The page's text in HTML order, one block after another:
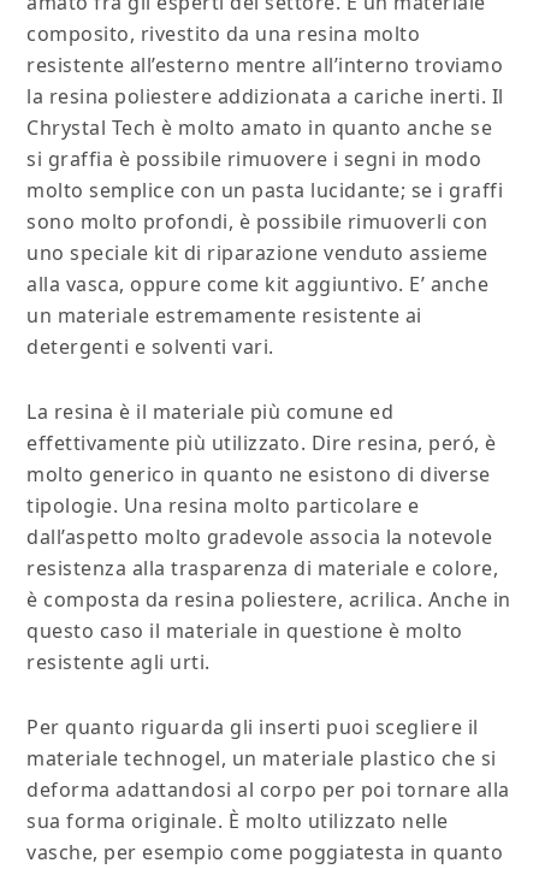
composito, rivestito da una resina molto
resistente all’esterno mentre all’interno troviamo
la resina poliestere addizionata a cariche inerti. Il
Chrystal Tech è molto amato in quanto anche se
si graffia è possibile rimuovere i segni in modo
molto semplice con un pasta lucidante; se i graffi
sono molto profondi, è possibile rimuoverli con
uno speciale kit di riparazione venduto assieme
alla vasca, oppure come kit aggiuntivo. E’ anche
un materiale estremamente resistente ai
detergenti e solventi vari.
La resina è il materiale più comune ed
effettivamente più utilizzato. Dire resina, peró, è
molto generico in quanto ne esistono di diverse
tipologie. Una resina molto particolare e
dall’aspetto molto gradevole associa la notevole
resistenza alla trasparenza di materiale e colore,
è composta da resina poliestere, acrilica. Anche in
questo caso il materiale in questione è molto
resistente agli urti.
Per quanto riguarda gli inserti puoi scegliere il
materiale technogel, un materiale plastico che si
deforma adattandosi al corpo per poi tornare alla
sua forma originale. È molto utilizzato nelle
vasche, per esempio come poggiatesta in quanto